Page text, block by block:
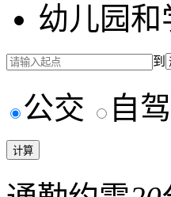
幼儿园和
到
公交 自驾